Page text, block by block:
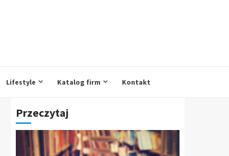
Lifestyle Katalog firm Kontakt
Przeczytaj